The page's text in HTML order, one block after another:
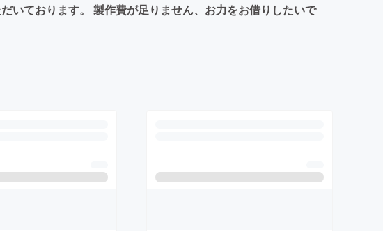
いております。 製作費が足りません、お力をお借りしたいで